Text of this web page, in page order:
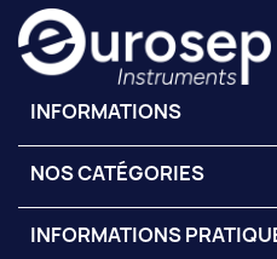
INFORMATIONS
NOS CATÉGORIES
INFORMATIONS